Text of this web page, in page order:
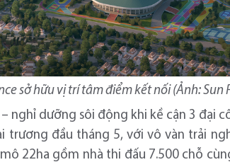
sở hữu vị trí tâm điểm kết nối (Ảnh: Sun
dưỡng sôi động khi kề cận 3 đại
trương đầu tháng 5, với vô vàn trải
22ha gồm nhà thi đấu 7.500 chỗ